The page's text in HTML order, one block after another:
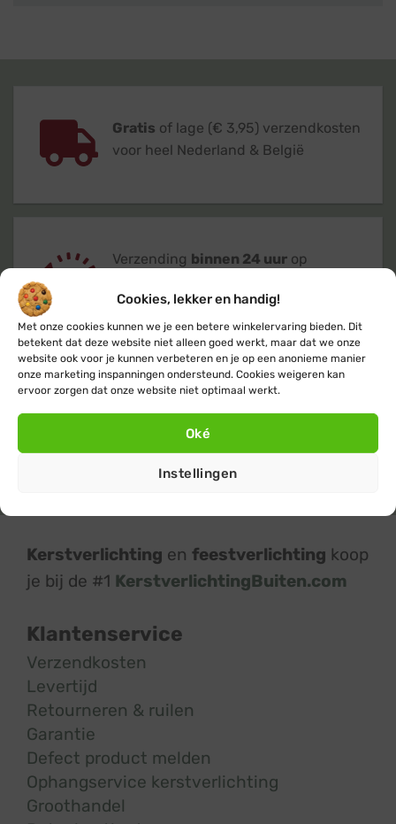
Cookies, lekker en handig!
Met onze cookies kunnen we je een betere winkelervaring bieden. Dit
betekent dat deze website niet alleen goed werkt, maar dat we onze
website ook voor je kunnen verbeteren en je op een anonieme manier
onze marketing inspanningen ondersteund. Cookies weigeren kan
ervoor zorgen dat onze website niet optimaal werkt.
Oké
Instellingen
Gratis of lage (€ 3,95) verzendkosten
voor heel Nederland & België
Verzending binnen 24 uur op
Klanten geven ons een 9,4
beoordelingen
Kerstverlichting en feestverlichting koop
je bij de #1 KerstverlichtingBuiten.com
Klantenservice
Verzendkosten
Levertijd
Retourneren & ruilen
Garantie
Defect product melden
Ophangservice kerstverlichting
Groothandel